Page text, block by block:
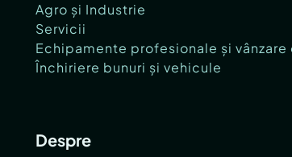
Agro și Industrie
Servicii
Echipamente profesionale și vânzare
Închiriere bunuri și vehicule
Despre